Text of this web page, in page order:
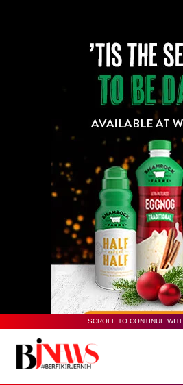
SCROLL TO CONTINUE